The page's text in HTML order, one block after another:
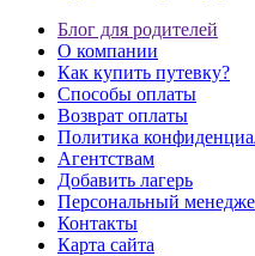
Блог для родителей
О компании
Как купить путевку?
Способы оплаты
Возврат оплаты
Политика
Агентствам
Добавить лагерь
Персональный
Контакты
Карта сайта